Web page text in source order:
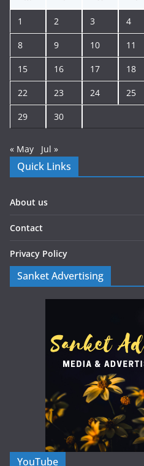
1 2 3 4
8 9 10 11
15 16 17 18
22 23 24 25
29 30
« May Jul »
Quick Links
About us
Contact
Privacy Policy
Sanket Advertising
YouTube